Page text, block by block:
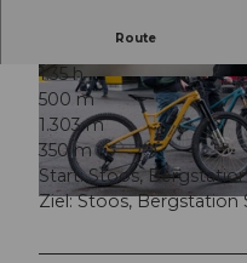
© Bikegenoss Zentralschweiz
© Bikegenoss Zentralschweiz
Route
1:35 h
500 m
1.303 m
350 m
Start: Stoos,
Ziel: Stoos, Bergstation